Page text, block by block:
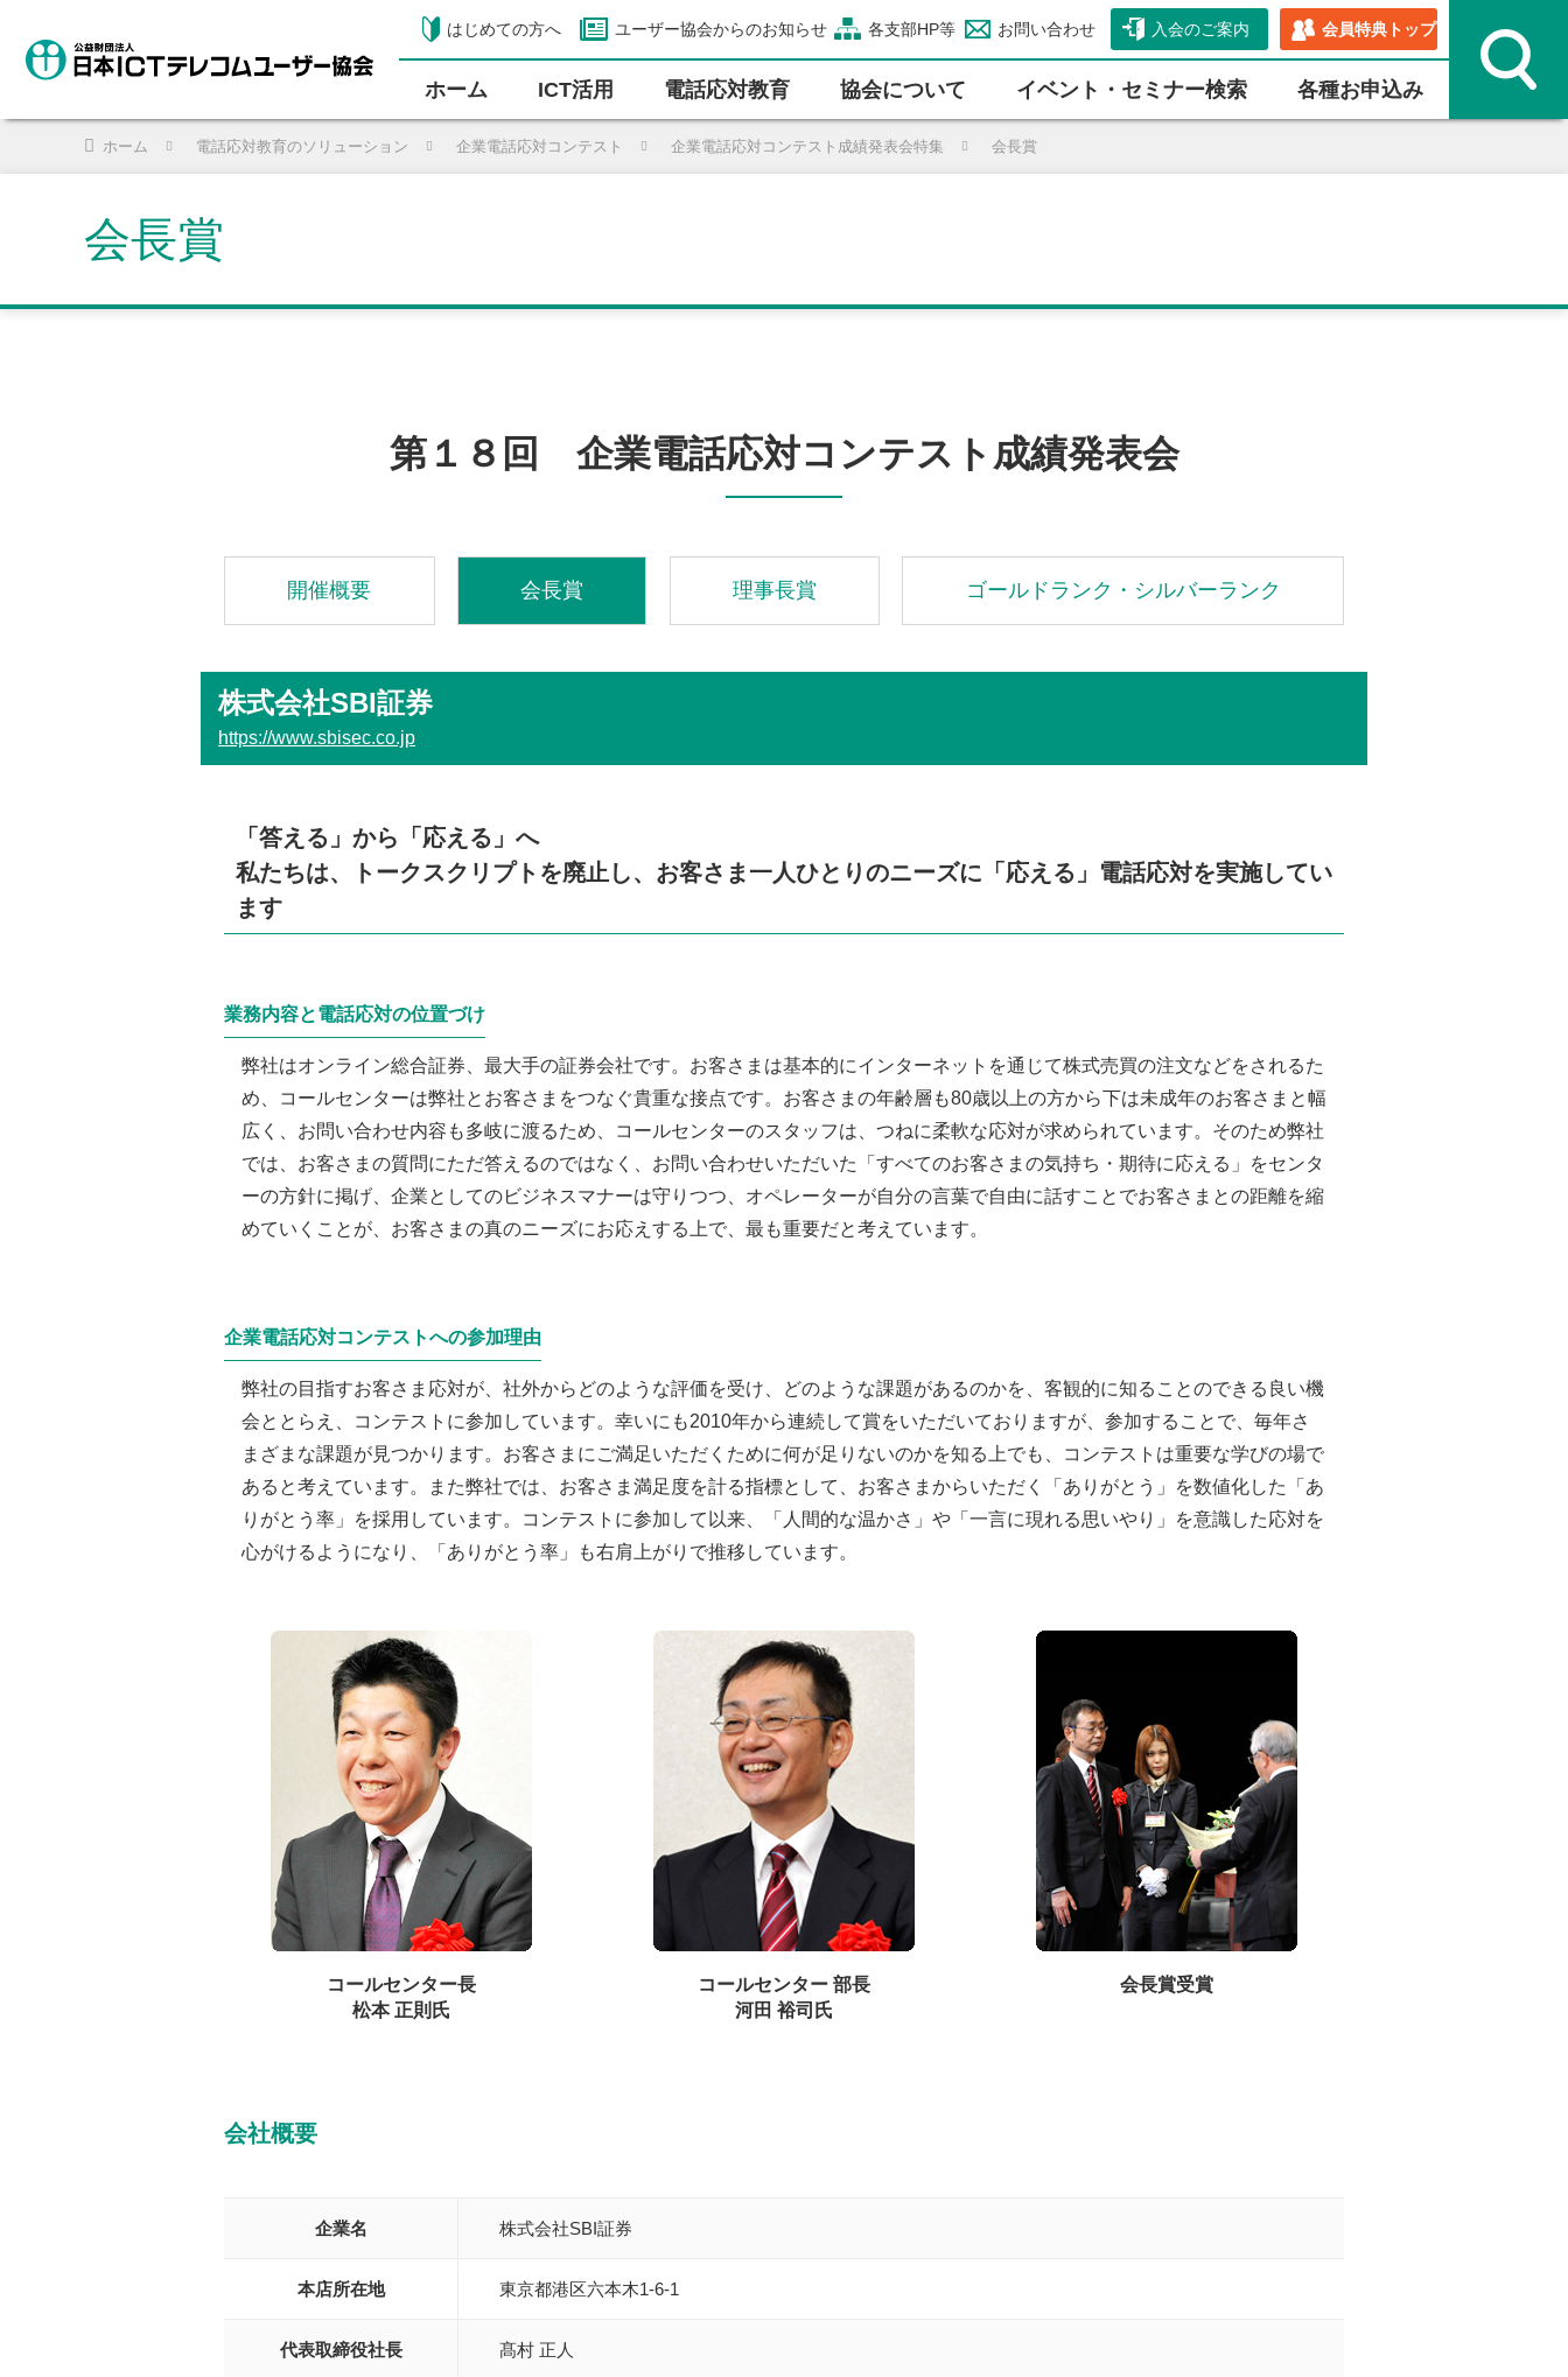
はじめての方へ ユーザー協会からのお知らせ 各支部HP等 お問い合わせ 入会のご案内 会員特典トップ
ホーム ICT活⽤ 電話応対教育 協会について イベント・セミナー検索 各種お申込み
ホーム 電話応対教育のソリューション 企業電話応対コンテスト 企業電話応対コンテスト成績発表会特集 会長賞
会長賞
第１８回 企業電話応対コンテスト成績発表会
開催概要 会長賞 理事長賞 ゴールドランク・シルバーランク
株式会社SBI証券
https://www.sbisec.co.jp
「答える」から「応える」へ
私たちは、トークスクリプトを廃止し、お客さま一人ひとりのニーズに「応える」電話応対を実施してい
ます
業務内容と電話応対の位置づけ
弊社はオンライン総合証券、最大手の証券会社です。お客さまは基本的にインターネットを通じて株式売買の注文などをされるた
め、コールセンターは弊社とお客さまをつなぐ貴重な接点です。お客さまの年齢層も80歳以上の方から下は未成年のお客さまと幅
広く、お問い合わせ内容も多岐に渡るため、コールセンターのスタッフは、つねに柔軟な応対が求められています。そのため弊社
では、お客さまの質問にただ答えるのではなく、お問い合わせいただいた「すべてのお客さまの気持ち・期待に応える」をセンタ
ーの方針に掲げ、企業としてのビジネスマナーは守りつつ、オペレーターが自分の言葉で自由に話すことでお客さまとの距離を縮
めていくことが、お客さまの真のニーズにお応えする上で、最も重要だと考えています。
企業電話応対コンテストへの参加理由
弊社の目指すお客さま応対が、社外からどのような評価を受け、どのような課題があるのかを、客観的に知ることのできる良い機
会ととらえ、コンテストに参加しています。幸いにも2010年から連続して賞をいただいておりますが、参加することで、毎年さ
まざまな課題が見つかります。お客さまにご満足いただくために何が足りないのかを知る上でも、コンテストは重要な学びの場で
あると考えています。また弊社では、お客さま満足度を計る指標として、お客さまからいただく「ありがとう」を数値化した「あ
りがとう率」を採用しています。コンテストに参加して以来、「人間的な温かさ」や「一言に現れる思いやり」を意識した応対を
心がけるようになり、「ありがとう率」も右肩上がりで推移しています。
コールセンター長
松本 正則氏
コールセンター 部長
河田 裕司氏
会長賞受賞
会社概要
企業名 株式会社SBI証券
本店所在地 東京都港区六本木1-6-1
代表取締役社長 髙村 正人